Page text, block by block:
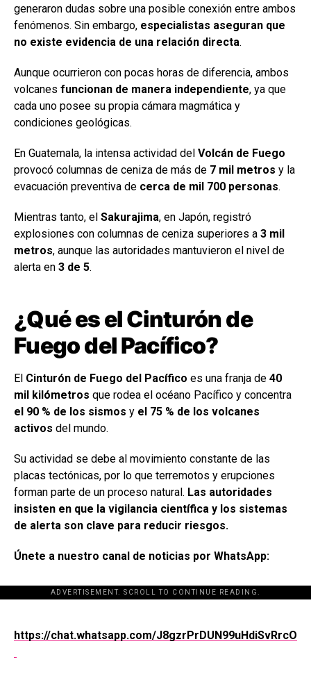
generaron dudas sobre una posible conexión entre ambos
fenómenos. Sin embargo, especialistas aseguran que
no existe evidencia de una relación directa.
Aunque ocurrieron con pocas horas de diferencia, ambos
volcanes funcionan de manera independiente, ya que
cada uno posee su propia cámara magmática y
condiciones geológicas.
En Guatemala, la intensa actividad del Volcán de Fuego
provocó columnas de ceniza de más de 7 mil metros y la
evacuación preventiva de cerca de mil 700 personas.
Mientras tanto, el Sakurajima, en Japón, registró
explosiones con columnas de ceniza superiores a 3 mil
metros, aunque las autoridades mantuvieron el nivel de
alerta en 3 de 5.
¿Qué es el Cinturón de
Fuego del Pacífico?
El Cinturón de Fuego del Pacífico es una franja de 40
mil kilómetros que rodea el océano Pacífico y concentra
el 90 % de los sismos y el 75 % de los volcanes
activos del mundo.
Su actividad se debe al movimiento constante de las
placas tectónicas, por lo que terremotos y erupciones
forman parte de un proceso natural. Las autoridades
insisten en que la vigilancia científica y los sistemas
de alerta son clave para reducir riesgos.
Únete a nuestro canal de noticias por WhatsApp:
ADVERTISEMENT. SCROLL TO CONTINUE READING.
[adsforwp id="243463"]
https://chat.whatsapp.com/J8gzrPrDUN99uHdiSvRrcO